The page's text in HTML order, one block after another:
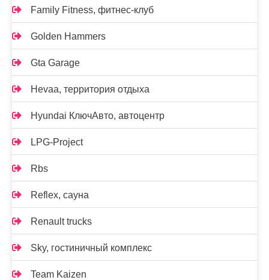
Family Fitness, фитнес-клуб
Golden Hammers
Gta Garage
Hevaa, территория отдыха
Hyundai КлючАвто, автоцентр
LPG-Project
Rbs
Reflex, сауна
Renault trucks
Sky, гостиничный комплекс
Team Kaizen